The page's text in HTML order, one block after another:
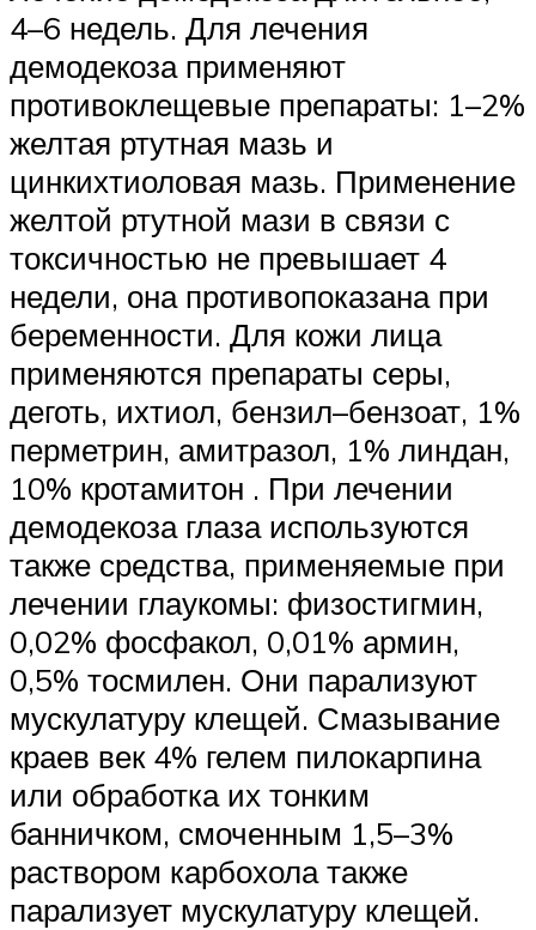
4–6 недель. Для лечения
демодекоза применяют
противоклещевые препараты: 1–2%
желтая ртутная мазь и
цинкихтиоловая мазь. Применение
желтой ртутной мази в связи с
токсичностью не превышает 4
недели, она противопоказана при
беременности. Для кожи лица
применяются препараты серы,
деготь, ихтиол, бензил–бензоат, 1%
перметрин, амитразол, 1% линдан,
10% кротамитон . При лечении
демодекоза глаза используются
также средства, применяемые при
лечении глаукомы: физостигмин,
0,02% фосфакол, 0,01% армин,
0,5% тосмилен. Они парализуют
мускулатуру клещей. Смазывание
краев век 4% гелем пилокарпина
или обработка их тонким
банничком, смоченным 1,5–3%
раствором карбохола также
парализует мускулатуру клещей.